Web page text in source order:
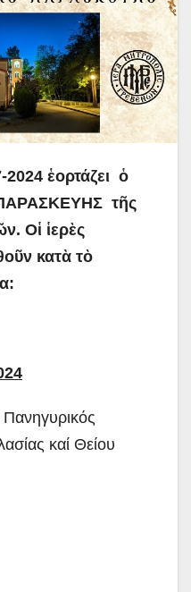
ἑορτάζει ὁ
τῆς
Οἱ ἱερὲς
κατὰ τὸ
καί Θείου